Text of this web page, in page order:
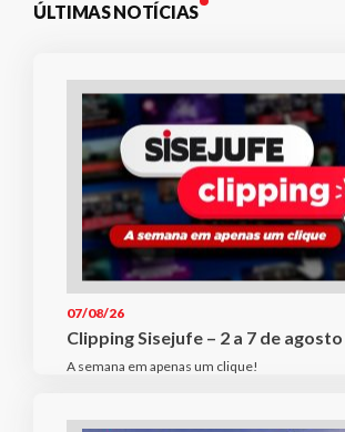
ÚLTIMAS NOTÍCIAS
07/08/26
Clipping Sisejufe – 2 a 7 de
A semana em apenas um clique!